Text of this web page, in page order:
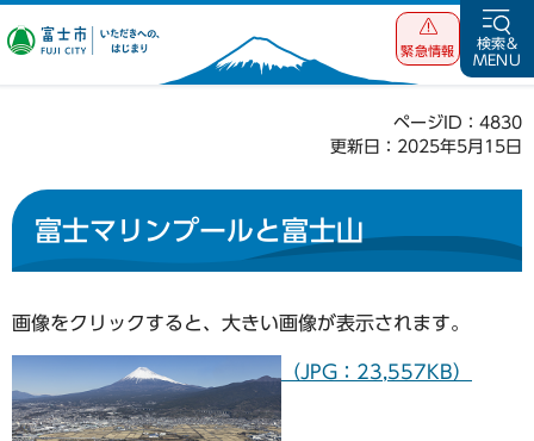
富士市 いただ
緊急情報
検索&
MENU
ページID：4830
更新日：2025年5月15日
富士マリンプールと富士山
画像をクリックすると、大きい画像が表示されます。
（JPG：23,557KB）